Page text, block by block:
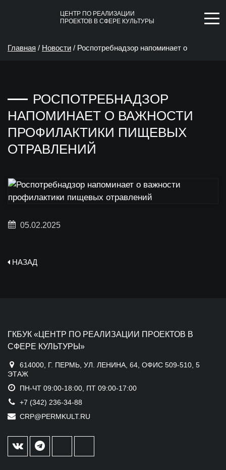
ЦЕНТР ПО РЕАЛИЗАЦИИ
ПРОЕКТОВ В СФЕРЕ КУЛЬТУРЫ
Главная / Новости / Роспотребнадзор напоминает о
РОСПОТРЕБНАДЗОР
НАПОМИНАЕТ О ВАЖНОСТИ
ПРОФИЛАКТИКИ ПИЩЕВЫХ
ОТРАВЛЕНИЙ
05.02.2025
НАЗАД
ГКБУК «ЦЕНТР ПО РЕАЛИЗАЦИИ ПРОЕКТОВ В
СФЕРЕ КУЛЬТУРЫ»
614000, Г. ПЕРМЬ, УЛ. ЛЕНИНА, 64, ОФИС 509-510, 5
ЭТАЖ
ПН-ЧТ 09:00-18:00, ПТ 09:00-17:00
+7 (342) 236-34-88
CRP@PERMKULT.RU